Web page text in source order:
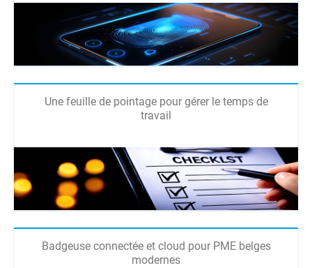
Une feuille de pointage pour gérer le temps de
travail
Badgeuse connectée et cloud pour PME belges
modernes